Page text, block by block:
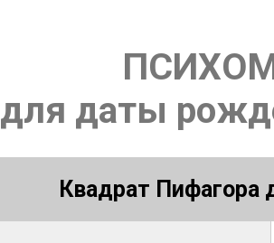
для даты
Квадрат Пифагора